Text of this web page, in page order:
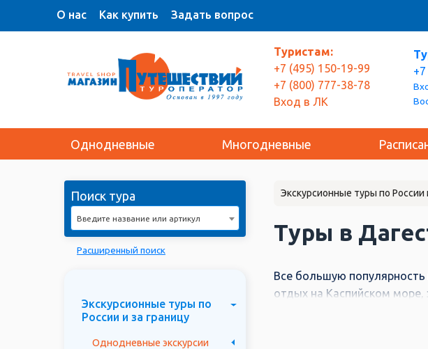
О нас Как купить Задать вопрос
Туристам:
+7 (495) 150-19-99
+7 (800) 777-38-78
Вход в ЛК
Однодневные Многодневные
Поиск тура
Введите название или артикул
Расширенный поиск
Экскурсионные туры по
России и за границу
Однодневные экскурсии
Экскурсионные туры по России
Туры в
Все большую популярность
отдых на Каспийском море,
Сулакский каньон, бархан